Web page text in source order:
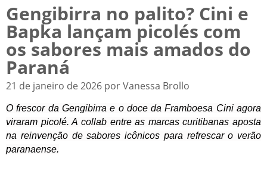
Gengibirra no palito? Cini e
Bapka lançam picolés com
os sabores mais amados do
Paraná
21 de janeiro de 2026 por Vanessa Brollo
O frescor da Gengibirra e o doce da Framboesa Cini agora
viraram picolé. A collab entre as marcas curitibanas aposta
na reinvenção de sabores icônicos para refrescar o verão
paranaense.